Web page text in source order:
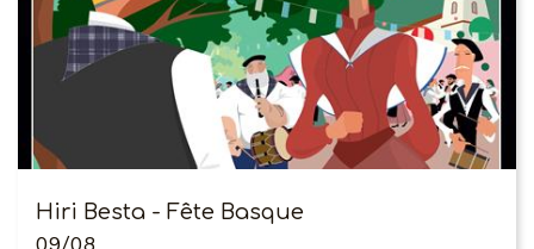
Hiri Besta - Fête Basque